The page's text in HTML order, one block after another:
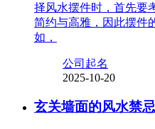
择风水摆件时，首先要
简约与高雅，因此摆件
如，
公司起名
2025-10-20
玄关墙面的风水禁